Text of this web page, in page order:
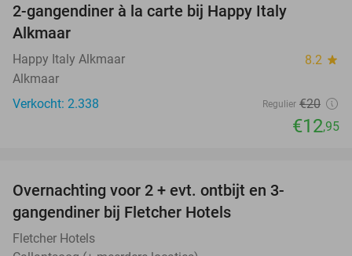
2-gangendiner à la carte bij Happy Italy
Alkmaar
Happy Italy Alkmaar 8.2 star
Alkmaar
Verkocht: 2.338
Regulier €20
€12,95
Overnachting voor 2 + evt. ontbijt en 3-
gangendiner bij Fletcher Hotels
Fletcher Hotels